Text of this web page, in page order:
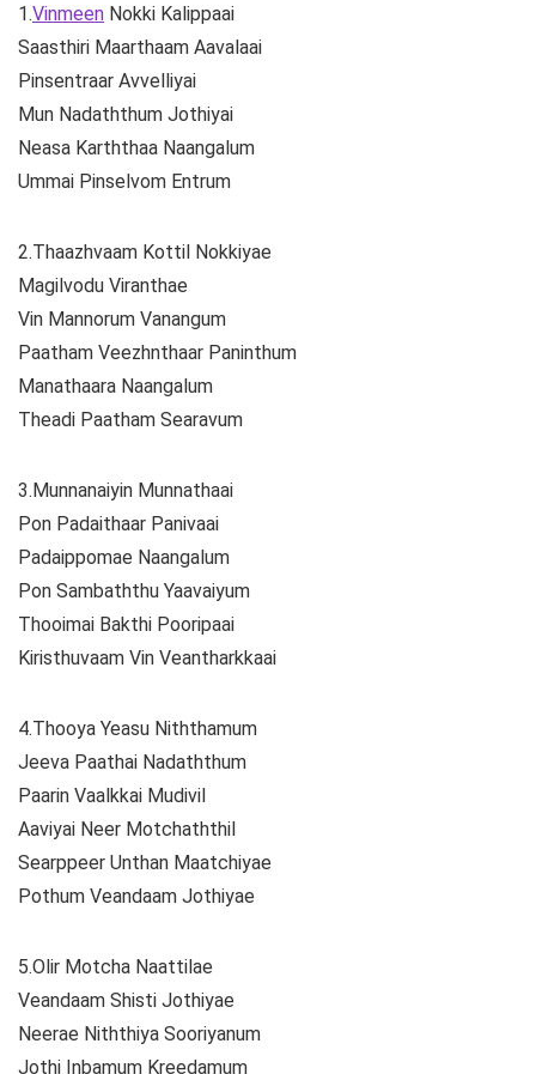
1.Vinmeen Nokki Kalippaai
Saasthiri Maarthaam Aavalaai
Pinsentraar Avvelliyai
Mun Nadaththum Jothiyai
Neasa Karththaa Naangalum
Ummai Pinselvom Entrum
2.Thaazhvaam Kottil Nokkiyae
Magilvodu Viranthae
Vin Mannorum Vanangum
Paatham Veezhnthaar Paninthum
Manathaara Naangalum
Theadi Paatham Searavum
3.Munnanaiyin Munnathaai
Pon Padaithaar Panivaai
Padaippomae Naangalum
Pon Sambaththu Yaavaiyum
Thooimai Bakthi Pooripaai
Kiristhuvaam Vin Veantharkkaai
4.Thooya Yeasu Niththamum
Jeeva Paathai Nadaththum
Paarin Vaalkkai Mudivil
Aaviyai Neer Motchaththil
Searppeer Unthan Maatchiyae
Pothum Veandaam Jothiyae
5.Olir Motcha Naattilae
Veandaam Shisti Jothiyae
Neerae Niththiya Sooriyanum
Jothi Inbamum Kreedamum